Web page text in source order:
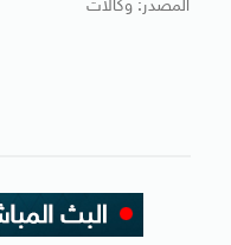
المصدر: وكالات